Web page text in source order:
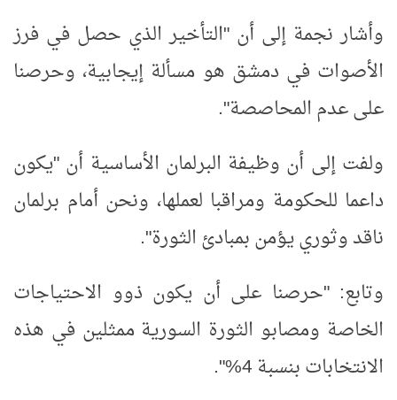
وأشار نجمة إلى أن "التأخير الذي حصل في فرز
الأصوات في دمشق هو مسألة إيجابية، وحرصنا
على عدم المحاصصة".
ولفت إلى أن وظيفة البرلمان الأساسية أن "يكون
داعما للحكومة ومراقبا لعملها، ونحن أمام برلمان
ناقد وثوري يؤمن بمبادئ الثورة".
وتابع: "حرصنا على أن يكون ذوو الاحتياجات
الخاصة ومصابو الثورة السورية ممثلين في هذه
الانتخابات بنسبة 4%".